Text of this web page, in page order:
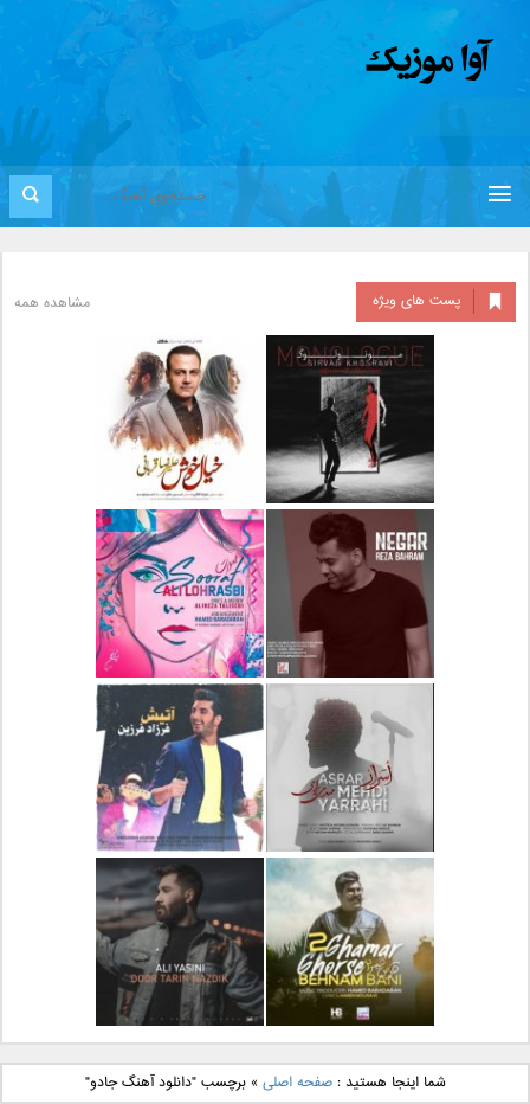
پست های ویژه مشاهده همه
دانلود آلبوم جدید سیروان
خسروی بنام مونولوگ
دانلود آهنگ جدید علیرضا
قربانی بنام خیال خوش
دانلود آهنگ جدید رضا
بهرام بنام نگار
دانلود آهنگ جدید علی
لهراسبی بنام صورت
دانلود آهنگ جدید مهدی
یراحی بنام اسرار
دانلود آهنگ جدید فرزاد
فرزین بنام آتیش
دانلود آهنگ جدید بهنام
بانی بنام قرص قمر 2
دانلود آهنگ جدید علی
یاسینی بنام دورترین نزدیک
شما اینجا هستید :صفحه اصلی »برچسب "دانلود آهنگ جادو"